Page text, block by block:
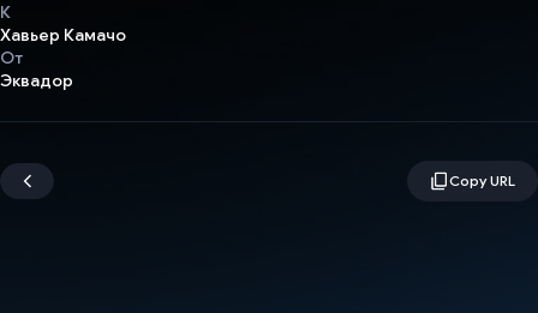
К
Хавьер Камачо
От
Эквадор